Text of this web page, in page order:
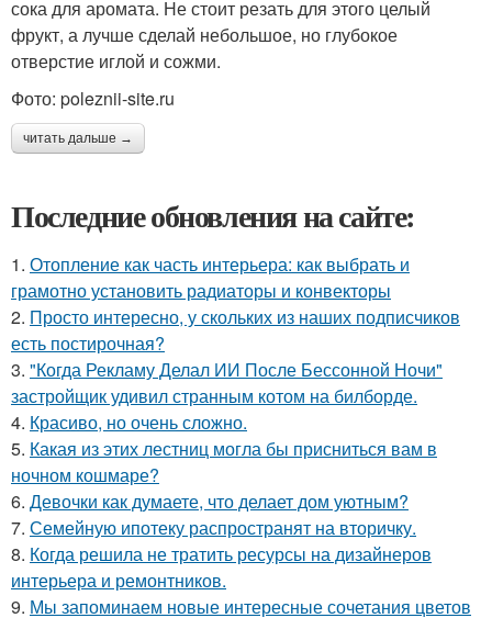
сока для аромата. Не стоит резать для этого целый
фрукт, а лучше сделай небольшое, но глубокое
отверстие иглой и сожми.
Фото: poleznii-site.ru
читать дальше →
Последние обновления на сайте:
1. Отопление как часть интерьера: как выбрать и
грамотно установить радиаторы и конвекторы
2. Просто интересно, у скольких из наших подписчиков
есть постирочная?
3. "Когда Рекламу Делал ИИ После Бессонной Ночи"
застройщик удивил странным котом на билборде.
4. Красиво, но очень сложно.
5. Какая из этих лестниц могла бы присниться вам в
ночном кошмаре?
6. Девочки как думаете, что делает дом уютным?
7. Семейную ипотеку распространят на вторичку.
8. Когда решила не тратить ресурсы на дизайнеров
интерьера и ремонтников.
9. Мы запоминаем новые интересные сочетания цветов